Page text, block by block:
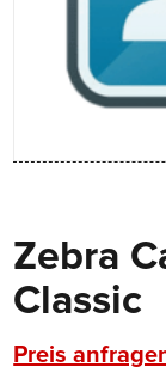
Zebra
Classic
Preis